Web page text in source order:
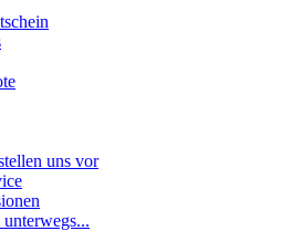
uns vor